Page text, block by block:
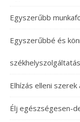
Egyszerűbb
Egyszerűbbé és
székhelyszolgáltatás
Elhízás elleni
Élj egészségesen-